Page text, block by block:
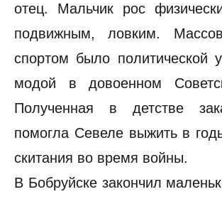
отец. Мальчик рос
подвижным, ловким.
спортом было политической
модой в довоенном
Полученная в детстве
помогла Севеле выжить в
скитания во время войны.
В Бобруйске закончил